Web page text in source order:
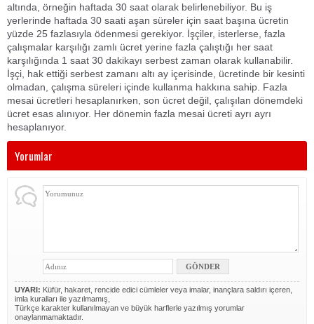
altında, örneğin haftada 30 saat olarak belirlenebiliyor. Bu iş
yerlerinde haftada 30 saati aşan süreler için saat başına ücretin
yüzde 25 fazlasıyla ödenmesi gerekiyor. İşçiler, isterlerse, fazla
çalışmalar karşılığı zamlı ücret yerine fazla çalıştığı her saat
karşılığında 1 saat 30 dakikayı serbest zaman olarak kullanabilir.
İşçi, hak ettiği serbest zamanı altı ay içerisinde, ücretinde bir kesinti
olmadan, çalışma süreleri içinde kullanma hakkına sahip. Fazla
mesai ücretleri hesaplanırken, son ücret değil, çalışılan dönemdeki
ücret esas alınıyor. Her dönemin fazla mesai ücreti ayrı ayrı
hesaplanıyor.
Yorumlar
UYARI: Küfür, hakaret, rencide edici cümleler veya imalar, inançlara saldırı içeren,
imla kuralları ile yazılmamış,
Türkçe karakter kullanılmayan ve büyük harflerle yazılmış yorumlar
onaylanmamaktadır.